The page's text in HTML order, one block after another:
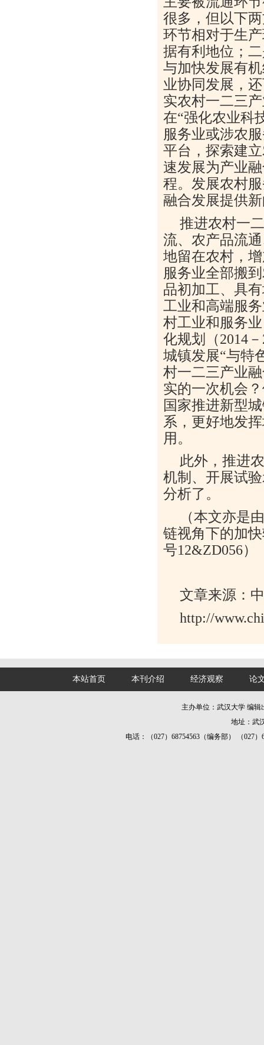
很多，但以下
环节相对于生
据有利地位；
与加快发展有
业协同发展，
实农村一二三
在“强化农业科
服务业或涉农
平台，探索建
速发展为产业
程。发展农村
融合发展提供
推进农村一
流、农产品流
地留在农村，
服务业全部搬
品初加工、具
工业和高端服
村工业和服务
化规划（2014
城镇发展“与特
村一二三产业
实的一次机会
国家推进新型
系，更好地发
用。
此外，推进
机制、开展试
分析了。
（本文亦是
链视角下的加
号12&ZD056）
文章来源：
http://
本站首页 本刊介绍 经济观察 论
主办单位：武汉大学 编
地址：武
电话：（027）68754563（编务部） （027